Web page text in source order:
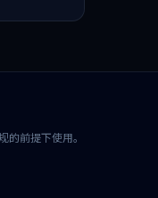
前提下使用。